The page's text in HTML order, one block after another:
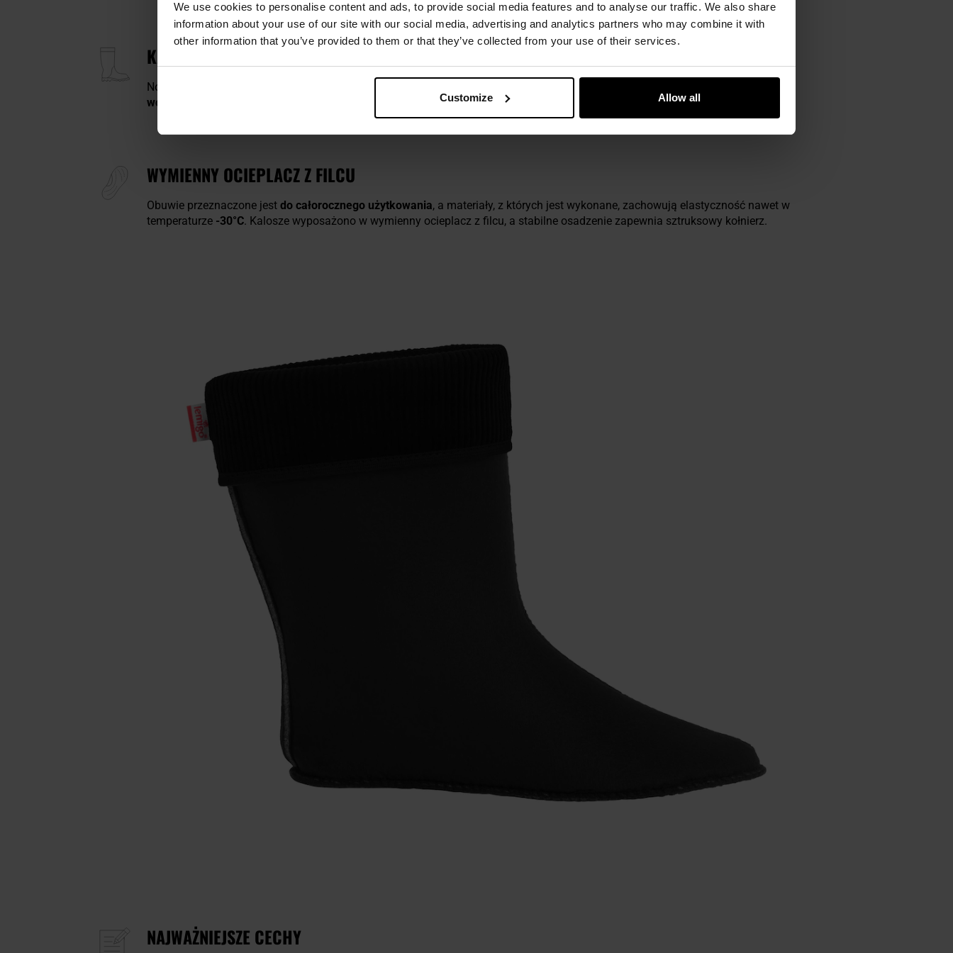
We use cookies to personalise content and ads, to provide social media features and to analyse our traffic. We also share
information about your use of our site with our social media, advertising and analytics partners who may combine it with
other information that you’ve provided to them or that they’ve collected from your use of their services.
Customize Allow all
KALOSZE DAMSKIE LEMIGO JESSY 800 - CIEMNOSZARY
Nowoczesne kalosze damskie wykonane w całości z pianki EVA. Tworzywo cechuje się
wodoodpornością
. Dzięki zastosowaniu materiału w formie pianki, kalosze charakteryzują się bardzo dobrą izolacją termiczną.
WYMIENNY OCIEPLACZ Z FILCU
Obuwie przeznaczone jest do całorocznego użytkowania, a materiały, z których jest wykonane, zachowują elastyczność nawet w
temperaturze -30°C. Kalosze wyposażono w wymienny ocieplacz z filcu, a stabilne osadzenie zapewnia sztruksowy kołnierz.
NAJWAŻNIEJSZE CECHY